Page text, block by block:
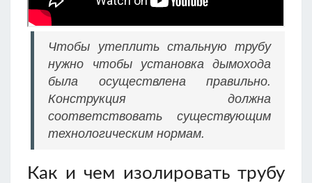
Чтобы утеплить стальную трубу
нужно чтобы установка дымохода
была осуществлена правильно.
Конструкция должна
соответствовать существующим
технологическим нормам.
Как и чем изолировать трубу